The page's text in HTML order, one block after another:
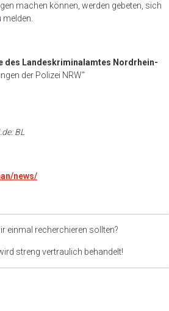
machen können, werden gebeten, sich
melden.
des Landeskriminalamtes Nordrhein-
der Polizei NRW“
BL
news/
einmal recherchieren sollten?
streng vertraulich behandelt!